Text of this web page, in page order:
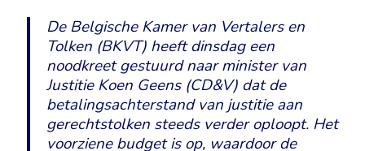
De Belgische Kamer van Vertalers en
Tolken (BKVT) heeft dinsdag een
noodkreet gestuurd naar minister van
Justitie Koen Geens (CD&V) dat de
betalingsachterstand van justitie aan
gerechtstolken steeds verder oploopt. Het
voorziene budget is op, waardoor de